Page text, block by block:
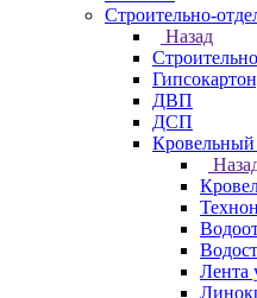
Строительно-
Назад
ДВП
ДСП
Кровельный
Лента